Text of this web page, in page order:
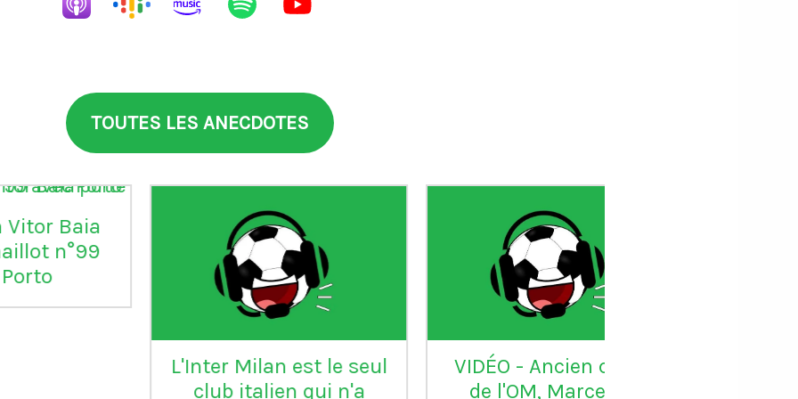
TOUTES LES ANECDOTES
L'Inter Milan est le seul
club italien qui n'a
VIDÉO - Ancien coach
de l'OM, Marcelino